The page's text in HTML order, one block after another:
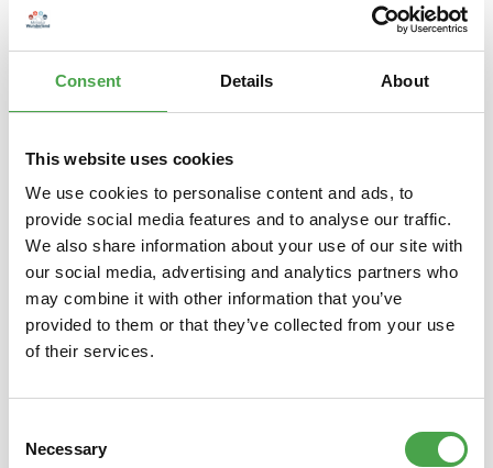
Consent Details About
This website uses cookies
We use cookies to personalise content and ads, to
provide social media features and to analyse our traffic.
We also share information about your use of our site with
our social media, advertising and analytics partners who
may combine it with other information that you’ve
provided to them or that they’ve collected from your use
of their services.
Selection
Necessary
9,90 €*
In den Warenkorb